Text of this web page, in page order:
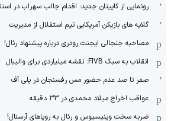
رونمایی از کاپیتان جدید؛ اقدام جالب سهراب در
گلایه های بازیکن آمریکایی تیم استقلال از مدیریت
مصاحبه جنجالی ایجنت رودری درباره پیشنهاد رئال!
انقلاب به سبک FIVB: نقشه میلیاردی برای والیبال
صفر تا صد عدم حضور مس رفسنجان در پلی آف
عواقب اخراج میلاد محمدی در 33 دقیقه
ضربه سخت وینیسیوس و رئال به رویاهای آرسنال!